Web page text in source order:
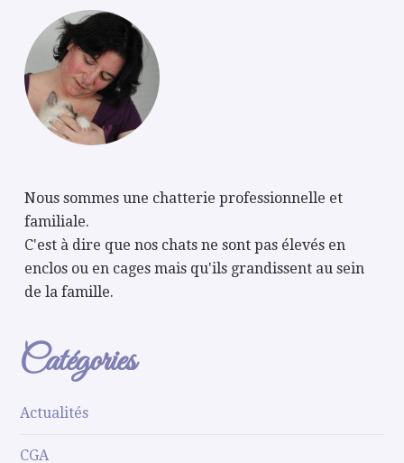
Nous sommes une chatterie professionnelle et
familiale.
C'est à dire que nos chats ne sont pas élevés en
enclos ou en cages mais qu'ils grandissent au sein
de la famille.
Catégories
Actualités
CGA